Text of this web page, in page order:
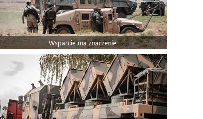
Wsparcie ma znaczenie